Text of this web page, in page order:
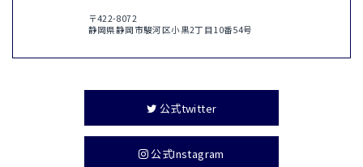
〒422-8072
静岡県静岡市駿河区小黒2丁目10番54号
公式twitter
公式Instagram